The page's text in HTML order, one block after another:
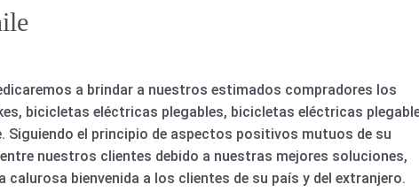
a brindar a nuestros estimados compradores los
bicicletas eléctricas plegables, bicicletas eléctricas
el principio de aspectos positivos mutuos de su
nuestros clientes debido a nuestras mejores soluciones,
bienvenida a los clientes de su país y del extranjero.